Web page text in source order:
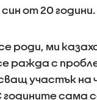
от 20 години.
роди, ми
ражда с
участък
сама